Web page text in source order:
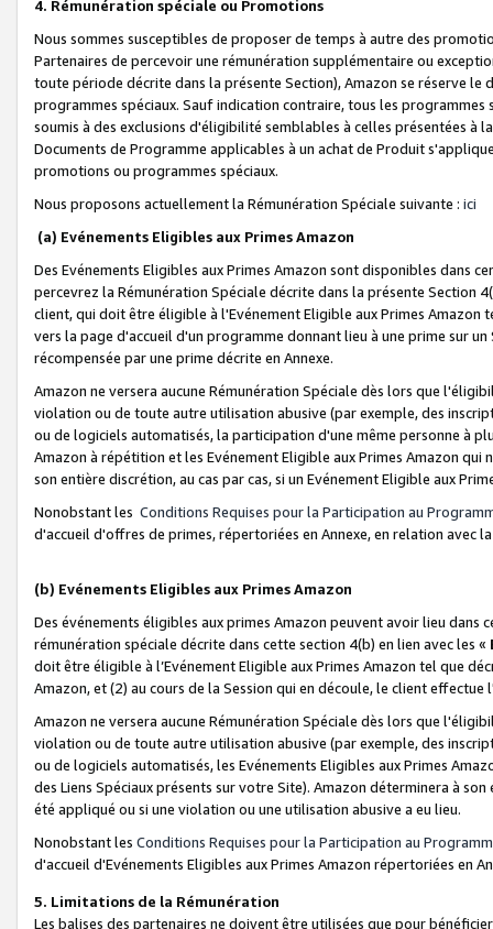
4. Rémunération spéciale ou Promotions
Nous sommes susceptibles de proposer de temps à autre des
Partenaires de percevoir une rémunération supplémentaire ou
toute période décrite dans la présente Section), Amazon se réserve
programmes spéciaux. Sauf indication contraire, tous les
soumis à des exclusions d'éligibilité semblables à celles présentées à
Documents de Programme applicables à un achat de Produit
promotions ou programmes spéciaux.
Nous proposons actuellement la Rémunération Spéciale suivante : ici
(a) Evénements Eligibles aux Primes Amazon
Des Evénements Eligibles aux Primes Amazon sont disponibles dans
percevrez la Rémunération Spéciale décrite dans la présente Section
client, qui doit être éligible à l'Evénement Eligible aux Primes Amazon
vers la page d'accueil d'un programme donnant lieu à une prime sur
récompensée par une prime décrite en Annexe.
Amazon ne versera aucune Rémunération Spéciale dès lors que
violation ou de toute autre utilisation abusive (par exemple, des
ou de logiciels automatisés, la participation d'une même personne à
Amazon à répétition et les Evénement Eligible aux Primes Amazon qui
son entière discrétion, au cas par cas, si un Evénement Eligible aux
Nonobstant les Conditions Requises pour la Participation au
d'accueil d'offres de primes, répertoriées en Annexe, en relation avec
(b) Evénements Eligibles aux Primes Amazon
Des événements éligibles aux primes Amazon peuvent avoir lieu dans
rémunération spéciale décrite dans cette section 4(b) en lien avec les «
doit être éligible à l’Evénement Eligible aux Primes Amazon tel que
Amazon, et (2) au cours de la Session qui en découle, le client
Amazon ne versera aucune Rémunération Spéciale dès lors que
violation ou de toute autre utilisation abusive (par exemple, des
ou de logiciels automatisés, les Evénements Eligibles aux Primes
des Liens Spéciaux présents sur votre Site). Amazon déterminera à
été appliqué ou si une violation ou une utilisation abusive a eu lieu.
Nonobstant les Conditions Requises pour la Participation au
d'accueil d'Evénements Eligibles aux Primes Amazon répertoriées en
5. Limitations de la Rémunération
Les balises des partenaires ne doivent être utilisées que pour